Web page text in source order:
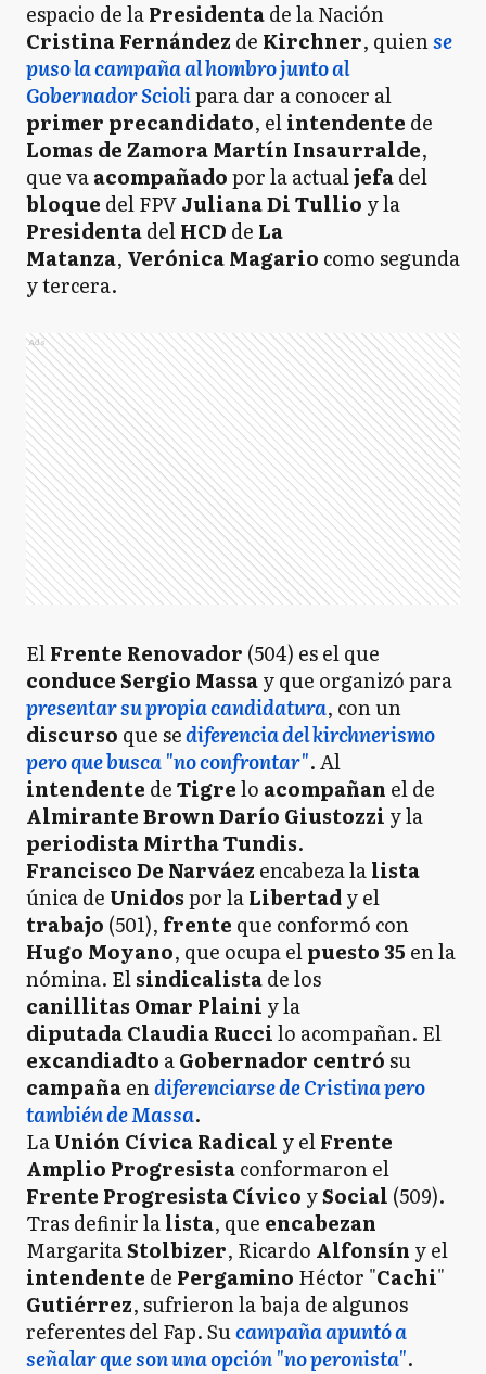
espacio de laPresidentade la Nación
Cristina Fernández de Kirchner, quiense
puso la campaña al hombro junto al
Gobernador Sciolipara dar a conocer al
primer precandidato, elintendente de
Lomas deZamora Martín Insaurralde,
que vaacompañadopor la actualjefadel
bloque del FPVJuliana Di Tullio y la
PresidentadelHCD de La
Matanza, VerónicaMagario como segunda
y tercera.
Ads
ElFrente Renovador (504) es el que
conduce Sergio Massay que organizó para
presentar su propia candidatura, con un
discurso que sediferencia del kirchnerismo
pero que busca "no confrontar". Al
intendente deTigrelo acompañan el de
Almirante Brown Darío Giustozzi y la
periodistaMirtha Tundis.
FranciscoDe Narváez encabeza lalista
única de Unidospor laLibertady el
trabajo (501), frente que conformó con
Hugo Moyano, que ocupa elpuesto35 en la
nómina. Elsindicalistade los
canillitas Omar Plaini y la
diputadaClaudia Ruccilo acompañan. El
excandiadto aGobernador centrósu
campañaendiferenciarse de Cristina pero
también de Massa.
LaUnión CívicaRadical y elFrente
Amplio Progresistaconformaron el
Frente Progresista Cívico ySocial (509).
Tras definir lalista, que encabezan
MargaritaStolbizer, Ricardo Alfonsín y el
intendente de Pergamino Héctor "Cachi"
Gutiérrez, sufrieron la baja de algunos
referentes del Fap. Sucampaña apuntó a
señalar que son una opción "no peronista".